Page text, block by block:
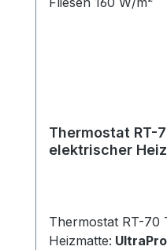
Thermostat RT-
elektrischer
Thermostat RT-70
Heizmatte: UltraPro